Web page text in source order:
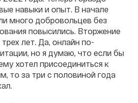
навыки и опыт. В начале
много добровольцев без
повысились. Вторжение
лет. Да, онлайн по-
но я думаю, что если бы
хотел присоединиться к
то за три с половиной года